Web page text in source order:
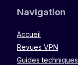
Navigation
Accueil
Revues VPN
Guides techniques